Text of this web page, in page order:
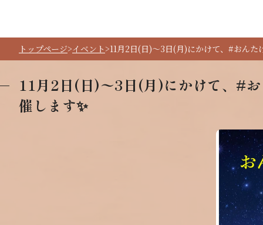
トップページ イベント 11月2日(日)〜3日(月)にかけて、#おん
11月2日(日)〜3日(月)にかけて、#
催します✨️